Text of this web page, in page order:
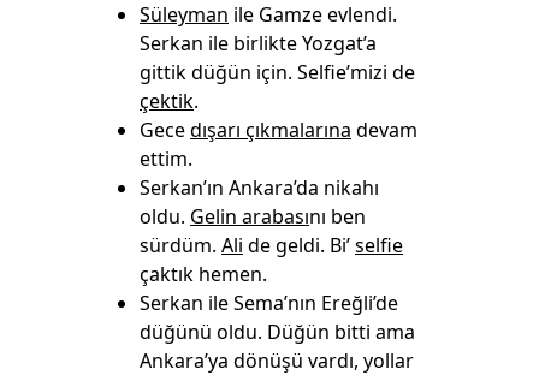
Süleyman ile Gamze evlendi.
Serkan ile birlikte Yozgat’a
gittik düğün için. Selfie’mizi de
çektik.
Gecedışarı çıkmalarına devam
ettim.
Serkan’ın Ankara’da nikahı
oldu. Gelin arabasını ben
sürdüm. Ali de geldi. Bi’selfie
çaktık hemen.
Serkan ile Sema’nın Ereğli’de
düğünü oldu. Düğün bitti ama
Ankara’ya dönüşü vardı, yollar